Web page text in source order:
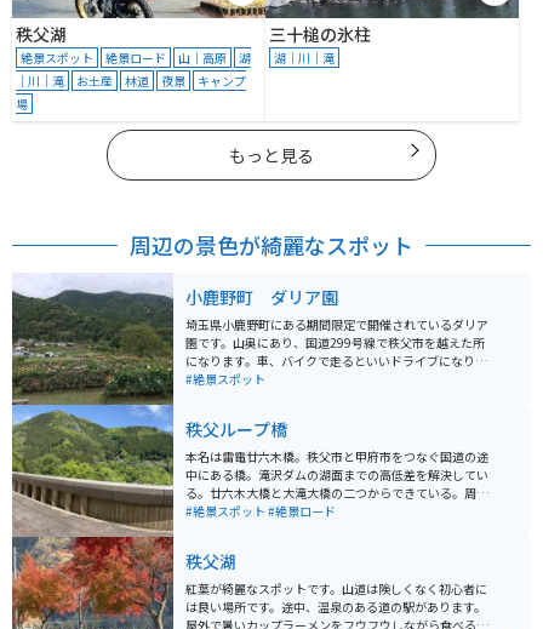
秩父湖
絶景スポット 絶景ロード 山｜高原
湖
｜川｜滝
お土産 林道 夜景
キャンプ
場
三十槌の氷柱
湖｜川｜滝
もっと見る
周辺の景色が綺麗なスポット
小鹿野町 ダリア園
埼玉県小鹿野町にある期間限定で開催されているダリア
園です。山奥にあり、国道299号線で秩父市を越えた所
になります。車、バイクで走るといいドライブになりま
した。 段々畑みたいにダリアが咲いていて、数種類のダ
などの販売もしています。
#絶景スポット
秩父ループ橋
本名は雷電廿六木橋。秩父市と甲府市をつなぐ国道の途
中にある橋。滝沢ダムの湖面までの高低差を解決してい
る。廿六木大橋と大滝大橋の二つからできている。周り
の山々は、春は新緑、秋は紅葉を楽しませてくれる。ル
#絶景スポット #絶景ロード
秩父湖
紅葉が綺麗なスポットです。山道は険しくなく初心者に
は良い場所です。途中、温泉のある道の駅があります。
屋外で暑いカップラーメンをフウフウしながら食べるの